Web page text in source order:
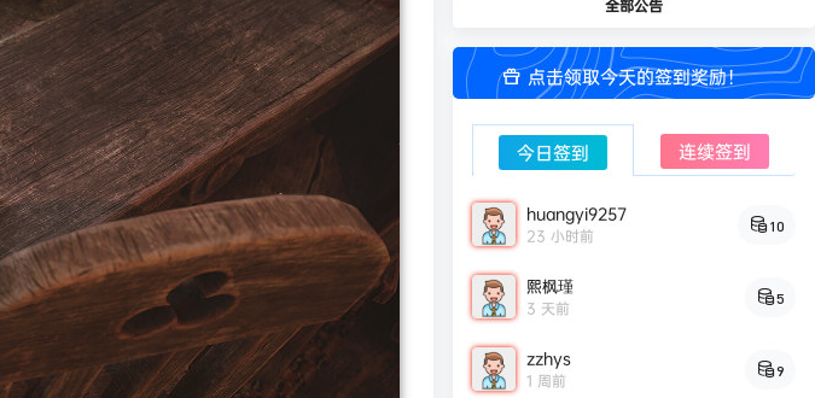
全部公告
点击领取今天的签到奖励！
今日签到 连续签到
huangyi9257
23 小时前 10
熙枫瑾
3 天前 5
zzhys
1 周前 9